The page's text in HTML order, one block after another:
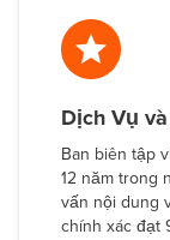
Dịch Vụ
Ban biên tập
12 năm trong
vấn nội dung
chính xác đạt